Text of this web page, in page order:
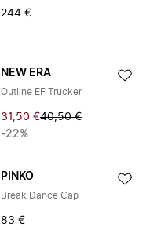
244 €
NEW ERA
Outline EF Trucker
31,50 €40,50 €
-22%
PINKO
Break Dance Cap
83 €